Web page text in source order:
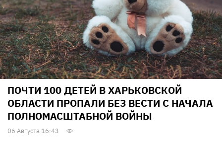
ПОЧТИ 100 ДЕТЕЙ В ХАРЬКОВСКОЙ
ОБЛАСТИ ПРОПАЛИ БЕЗ ВЕСТИ С НАЧАЛА
ПОЛНОМАСШТАБНОЙ ВОЙНЫ
06 Августа 16:43